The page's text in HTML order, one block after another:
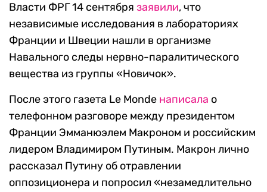
Власти ФРГ 14 сентября заявили, что
независимые исследования в лабораториях
Франции и Швеции нашли в организме
Навального следы нервно-паралитического
вещества из группы «Новичок».
После этого газета Le Monde написала о
телефонном разговоре между президентом
Франции Эмманюэлем Макроном и российским
лидером Владимиром Путиным. Макрон лично
рассказал Путину об отравлении
оппозиционера и попросил «незамедлительно